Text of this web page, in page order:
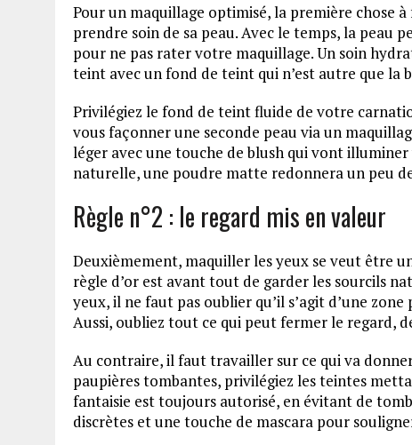
Pour un maquillage optimisé, la première chose
prendre soin de sa peau. Avec le temps, la peau
pour ne pas rater votre maquillage. Un soin
teint avec un fond de teint qui n’est autre que la
Privilégiez le fond de teint fluide de votre
vous façonner une seconde peau via un
léger avec une touche de blush qui vont
naturelle, une poudre matte redonnera un peu
Règle n°2 : le regard mis en valeur
Deuxièmement, maquiller les yeux se veut être
règle d’or est avant tout de garder les sourcils
yeux, il ne faut pas oublier qu’il s’agit d’une
Aussi, oubliez tout ce qui peut fermer le regard,
Au contraire, il faut travailler sur ce qui va
paupières tombantes, privilégiez les teintes
fantaisie est toujours autorisé, en évitant de
discrètes et une touche de mascara pour